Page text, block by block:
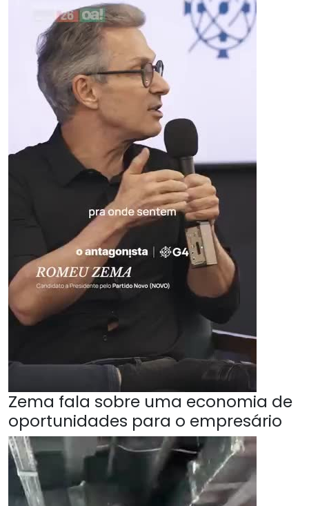
Zema fala sobre uma economia de
oportunidades para o empresário